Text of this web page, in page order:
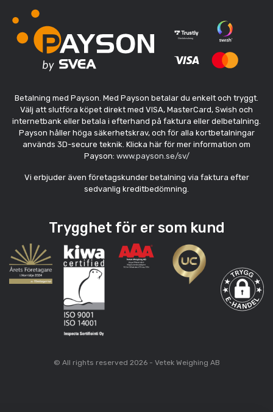
Betalning med Payson. Med Payson betalar du enkelt och tryggt.
Välj att slutföra köpet direkt med VISA, MasterCard, Swish och
internetbank eller betala i efterhand på faktura eller delbetalning.
Payson håller höga säkerhetskrav, och för alla kortbetalningar
används 3D-secure teknik. Klicka här för mer information om
Payson: www.payson.se/sv/
Vi erbjuder även företagskunder betalning via faktura efter
sedvanlig kreditbedömning.
Trygghet för er som kund
© All rights reserved 2026 - Vetek Weighing AB